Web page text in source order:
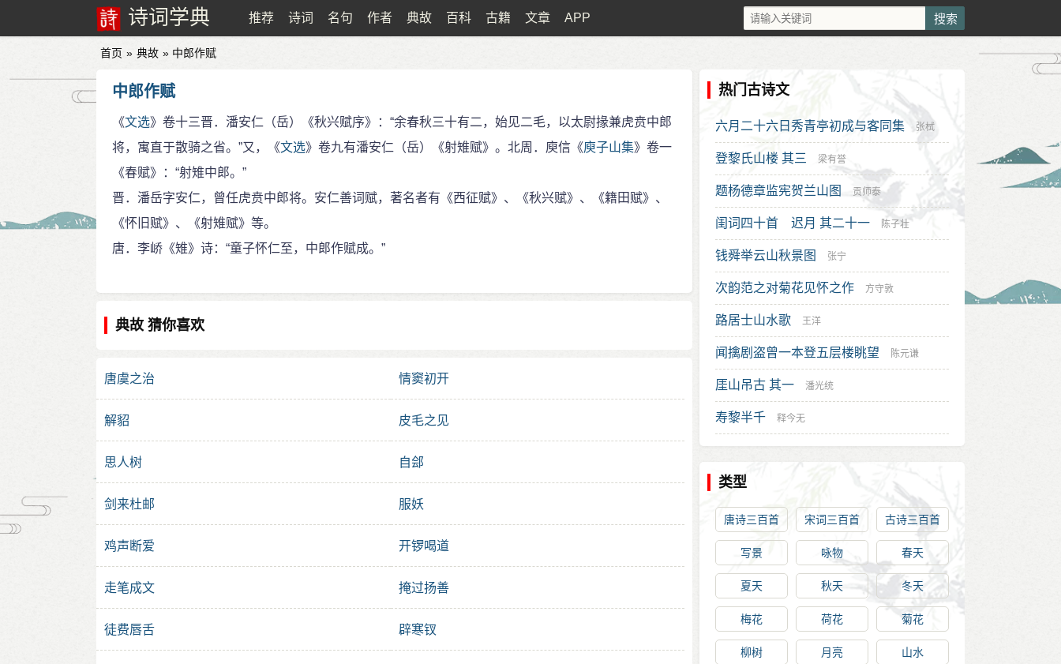
诗词学典 推荐 诗词 名句 作者 典故 百科 古籍 文章 APP
首页 » 典故 » 中郎作赋
中郎作赋
《文选》卷十三晋．潘安仁（岳）《秋兴赋序》：“余春秋三十有二，始见二毛，以太尉掾兼虎贲中郎
将，寓直于散骑之省。”又，《文选》卷九有潘安仁（岳）《射雉赋》。北周．庾信《庾子山集》卷一
《春赋》：“射雉中郎。”
晋．潘岳字安仁，曾任虎贲中郎将。安仁善词赋，著名者有《西征赋》、《秋兴赋》、《籍田赋》、
《怀旧赋》、《射雉赋》等。
唐．李峤《雉》诗：“童子怀仁至，中郎作赋成。”
典故 猜你喜欢
唐虞之治 情窦初开
解貂 皮毛之见
思人树 自郐
剑来杜邮 服妖
鸡声断爱 开锣喝道
走笔成文 掩过扬善
徒费唇舌 辟寒钗
热门古诗文
六月二十六日秀青亭初成与客同集 张栻
登黎氏山楼 其三 梁有誉
题杨德章监宪贺兰山图 贡师泰
闺词四十首 迟月 其二十一 陈子壮
钱舜举云山秋景图 张宁
次韵范之对菊花见怀之作 方守敦
路居士山水歌 王洋
闻擒剧盗曾一本登五层楼眺望 陈元谦
厓山吊古 其一 潘光统
寿黎半千 释今无
类型
唐诗三百首 宋词三百首 古诗三百首
写景 咏物 春天
夏天 秋天 冬天
梅花 荷花 菊花
柳树 月亮 山水